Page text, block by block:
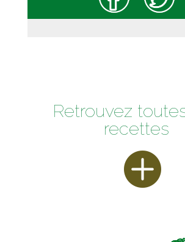
Retrouvez
recettes